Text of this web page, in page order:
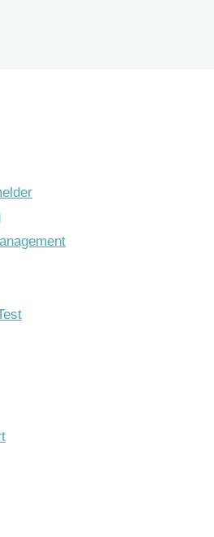
save … complete
einfach, sicher ... komplett